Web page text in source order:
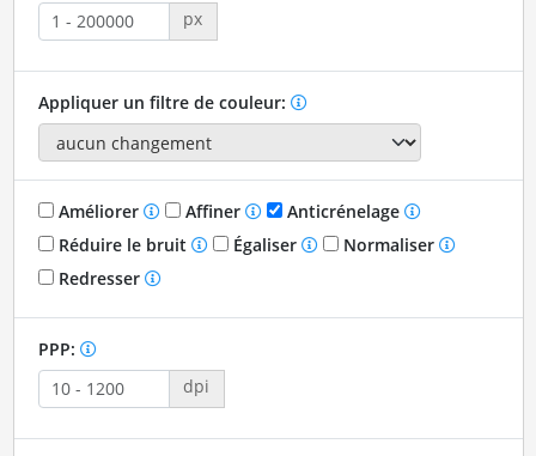
px
Appliquer un filtre de couleur:
Améliorer Affiner
Anticrénelage
Réduire le bruit
Égaliser
Normaliser
Redresser
PPP:
dpi